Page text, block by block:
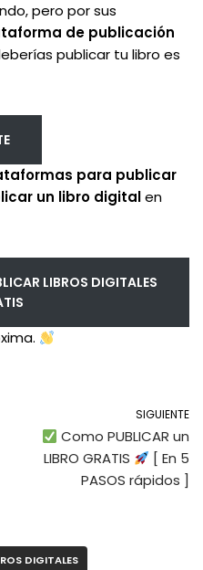
pero por sus
de publicación
publicar tu libro es
para publicar
un libro digitalen
LIBROS DIGITALES
SIGUIENTE
Como PUBLICAR un
LIBRO GRATIS
[ En 5
PASOS rápidos ]
DIGITALES